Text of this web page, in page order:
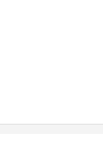
und
auch
Bearbeitung,
außerhalb der
meiner
im Bereich